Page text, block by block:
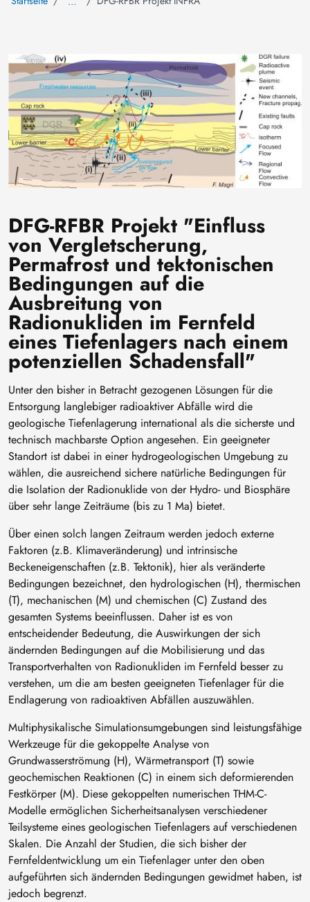
Bild
DFG-RFBR Projekt "Einfluss
von Vergletscherung,
Permafrost und tektonischen
Bedingungen auf die
Ausbreitung von
Radionukliden im Fernfeld
eines Tiefenlagers nach einem
potenziellen Schadensfall"
Unter den bisher in Betracht gezogenen Lösungen für die
Entsorgung langlebiger radioaktiver Abfälle wird die
geologische Tiefenlagerung international als die sicherste und
technisch machbarste Option angesehen. Ein geeigneter
Standort ist dabei in einer hydrogeologischen Umgebung zu
wählen, die ausreichend sichere natürliche Bedingungen für
die Isolation der Radionuklide von der Hydro- und Biosphäre
über sehr lange Zeiträume (bis zu 1 Ma) bietet.
Über einen solch langen Zeitraum werden jedoch externe
Faktoren (z.B. Klimaveränderung) und intrinsische
Beckeneigenschaften (z.B. Tektonik), hier als veränderte
Bedingungen bezeichnet, den hydrologischen (H), thermischen
(T), mechanischen (M) und chemischen (C) Zustand des
gesamten Systems beeinflussen. Daher ist es von
entscheidender Bedeutung, die Auswirkungen der sich
ändernden Bedingungen auf die Mobilisierung und das
Transportverhalten von Radionukliden im Fernfeld besser zu
verstehen, um die am besten geeigneten Tiefenlager für die
Endlagerung von radioaktiven Abfällen auszuwählen.
Multiphysikalische Simulationsumgebungen sind leistungsfähige
Werkzeuge für die gekoppelte Analyse von
Grundwasserströmung (H), Wärmetransport (T) sowie
geochemischen Reaktionen (C) in einem sich deformierenden
Festkörper (M). Diese gekoppelten numerischen THM-C-
Modelle ermöglichen Sicherheitsanalysen verschiedener
Teilsysteme eines geologischen Tiefenlagers auf verschiedenen
Skalen. Die Anzahl der Studien, die sich bisher der
Fernfeldentwicklung um ein Tiefenlager unter den oben
aufgeführten sich ändernden Bedingungen gewidmet haben, ist
jedoch begrenzt.